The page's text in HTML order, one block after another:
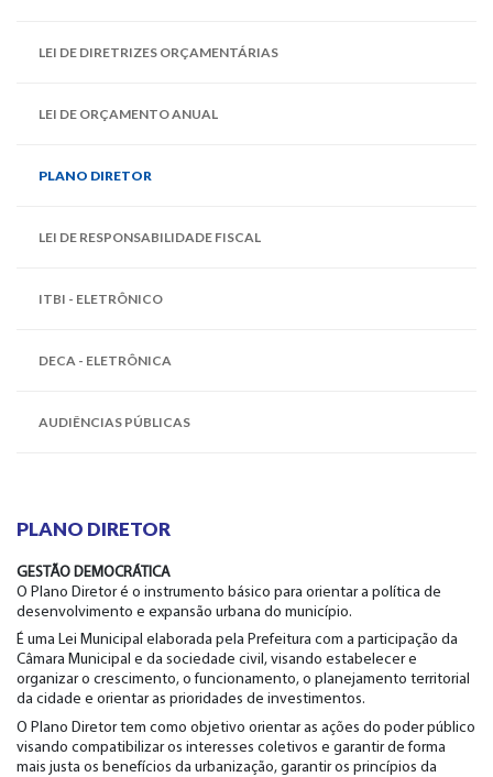
LEI DE DIRETRIZES ORÇAMENTÁRIAS
LEI DE ORÇAMENTO ANUAL
PLANO DIRETOR
LEI DE RESPONSABILIDADE FISCAL
ITBI - ELETRÔNICO
DECA - ELETRÔNICA
AUDIÊNCIAS PÚBLICAS
PLANO DIRETOR
GESTÃO DEMOCRÁTICA
O Plano Diretor é o instrumento básico para orientar a política de
desenvolvimento e expansão urbana do município.
É uma Lei Municipal elaborada pela Prefeitura com a participação da
Câmara Municipal e da sociedade civil, visando estabelecer e
organizar o crescimento, o funcionamento, o planejamento territorial
da cidade e orientar as prioridades de investimentos.
O Plano Diretor tem como objetivo orientar as ações do poder público
visando compatibilizar os interesses coletivos e garantir de forma
mais justa os benefícios da urbanização, garantir os princípios da